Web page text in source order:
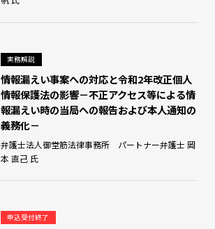
実務解説
情報漏えい事案への対応と令和2年改正個人
情報保護法の影響－不正アクセス等による情
報漏えい時の当局への報告および本人通知の
義務化－
弁護士法人御堂筋法律事務所 パートナー弁護士 岡
本 直己 氏
申込受付終了